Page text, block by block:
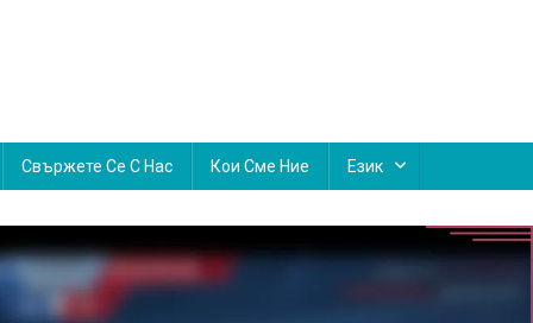
Свържете Се С Нас Кои Сме Ние Език